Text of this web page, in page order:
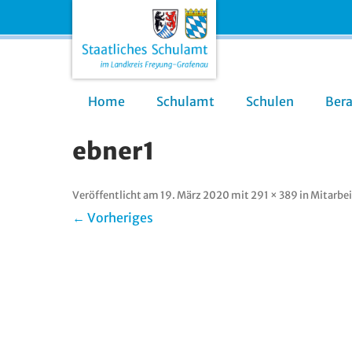
Home Schulamt Schulen
ebner1
Veröffentlicht am 19. März 2020 mit 291 × 389 in
← Vorheriges